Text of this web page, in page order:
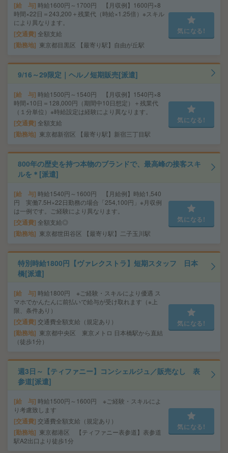
給 与 時給1600円～1700円 【月収例】1600円×8
時間×22日＝243,200＋残業代（時給×1.25倍）※スキル
により異なります。
交通費 全額支給
勤務地 東京都目黒区 【最寄り駅】自由が丘駅
気になる!
9/16～29限定｜ヘルノ短期販売[派遣]
給 与 時給1500円～1540円 【月収例】1540円×8
時間×10日＝128,000円（期間中10日想定）＋残業代
（１分単位）※時給設定は経験により異なります。
交通費 全額支給
勤務地 東京都新宿区 【最寄り駅】新宿三丁目駅
気になる!
800年の歴史を持つ本物のブランドで、最高峰の接客スキ
ルを＊[派遣]
給 与 時給1540円～1600円 【月給例】時給1,540
円 実働7.5H×22日勤務の場合「254,100円」※月収例
は一例です。ご経験により異なります。
交通費 全額支給◎
勤務地 東京都世田谷区 【最寄り駅】二子玉川駅
気になる!
特別時給1800円【ヴァレクストラ】短期スタッフ 日本
橋[派遣]
給 与 時給1800円 ※ご経験・スキルにより優遇 ス
マホでかんたんに前払いで給与が受け取れます（※上
限、条件あり）
交通費 交通費全額支給（規定あり）
勤務地
東京都中央区 東京メトロ 日本橋駅から直結
（徒歩1分）
気になる!
週3日～【ティファニー】コンシェルジュ／販売なし 表
参道[派遣]
給 与 時給1500円～1600円 ※ご経験・スキルによ
り考慮致します
交通費 交通費全額支給（規定あり）
勤務地
東京都港区 【ティファニー表参道】表参道
駅A2出口より徒歩1分
気になる!